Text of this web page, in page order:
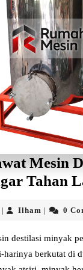
Mesin
Tahan
26
Ilham Ilham0
destilasi minyak
harinya berkutat di